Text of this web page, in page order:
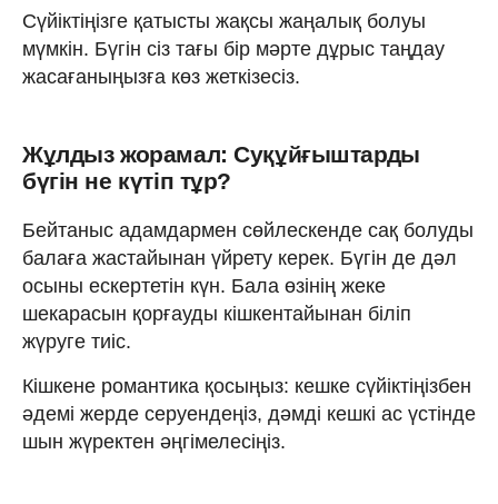
Сүйіктіңізге қатысты жақсы жаңалық болуы
мүмкін. Бүгін сіз тағы бір мәрте дұрыс таңдау
жасағаныңызға көз жеткізесіз.
Жұлдыз жорамал: Суқұйғыштарды
бүгін не күтіп тұр?
Бейтаныс адамдармен сөйлескенде сақ болуды
балаға жастайынан үйрету керек. Бүгін де дәл
осыны ескертетін күн. Бала өзінің жеке
шекарасын қорғауды кішкентайынан біліп
жүруге тиіс.
Кішкене романтика қосыңыз: кешке сүйіктіңізбен
әдемі жерде серуендеңіз, дәмді кешкі ас үстінде
шын жүректен әңгімелесіңіз.